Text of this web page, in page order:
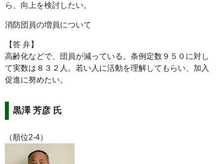
ら、向上を検討したい。
消防団員の増員について
【答 弁】
高齢化などで、団員が減っている。条例定数９５０に対し
て実数は８３２人。若い人に活動を理解してもらい、加入
促進に努めたい。
黒澤 芳彦 氏
（順位2-4）